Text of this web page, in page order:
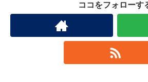
ココをフォローす